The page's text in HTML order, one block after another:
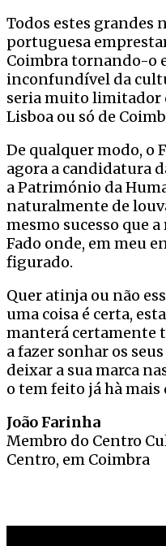
Todos estes grandes
portuguesa
Coimbra tornando-o
inconfundível da
seria muito limitador
Lisboa ou só de
De qualquer modo, o
agora a candidatura
a Património da
naturalmente de
mesmo sucesso que
Fado onde, em meu
figurado.
Quer atinja ou não
uma coisa é certa,
manterá certamente
a fazer sonhar os
deixar a sua marca
o tem feito já hà mais
João Farinha
Membro do Centro
Centro, em Coimbra